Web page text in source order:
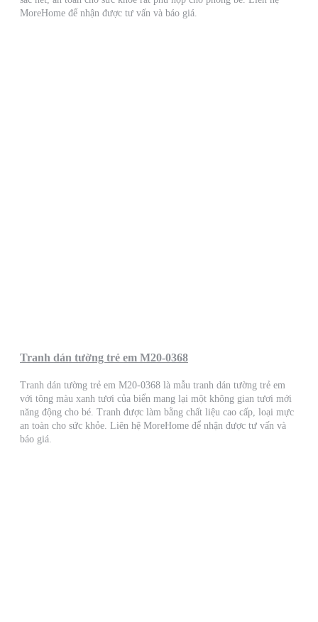
MoreHome để nhận được tư vấn và báo giá.
Tranh dán tường trẻ em M20-0368
Tranh dán tường trẻ em M20-0368 là mẫu tranh dán tường trẻ em
với tông màu xanh tươi của biển mang lại một không gian tươi mới
năng động cho bé. Tranh được làm bằng chất liệu cao cấp, loại mực
an toàn cho sức khỏe. Liên hệ MoreHome để nhận được tư vấn và
báo giá.